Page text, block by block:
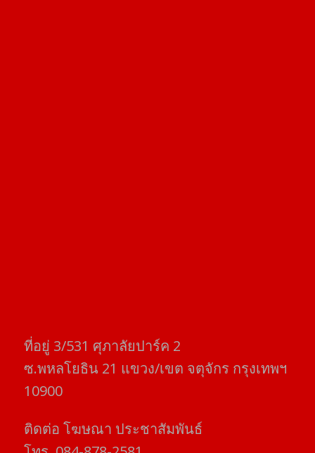
ที่อยู่​ 3/531​ ศุภาลัยปาร์ค​ 2
ซ.พหลโยธิน​ 21​ แขวง/เขต​ จตุจักร​ กรุงเทพฯ
10900
ติดต่อ​ โฆษณา​ ประชาสัมพันธ์